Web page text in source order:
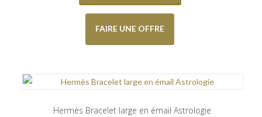
FAIRE UNE OFFRE
Hermès Bracelet large en émail Astrologie